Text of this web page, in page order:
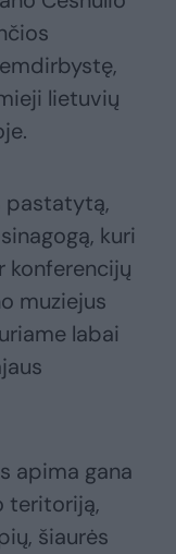
lietuvių
pastatytą,
kuri
konferencijų
muziejus
labai
apima gana
teritoriją,
šiaurės